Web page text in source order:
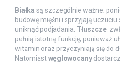
Białka są szczególnie ważne,
budowę mięśni i sprzyjają uczuciu
uniknąć podjadania. Tłuszcze,
pełnią istotną funkcję, ponieważ
witamin oraz przyczyniają się do
Natomiastwęglowodany